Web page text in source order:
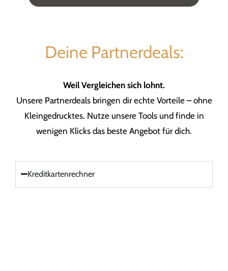
Deine Partnerdeals:
Weil Vergleichen sich lohnt.
Unsere Partnerdeals bringen dir echte Vorteile – ohne
Kleingedrucktes. Nutze unsere Tools und finde in
wenigen Klicks das beste Angebot für dich.
Kreditkartenrechner